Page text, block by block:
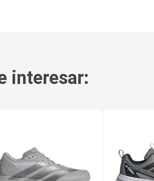
interesar: